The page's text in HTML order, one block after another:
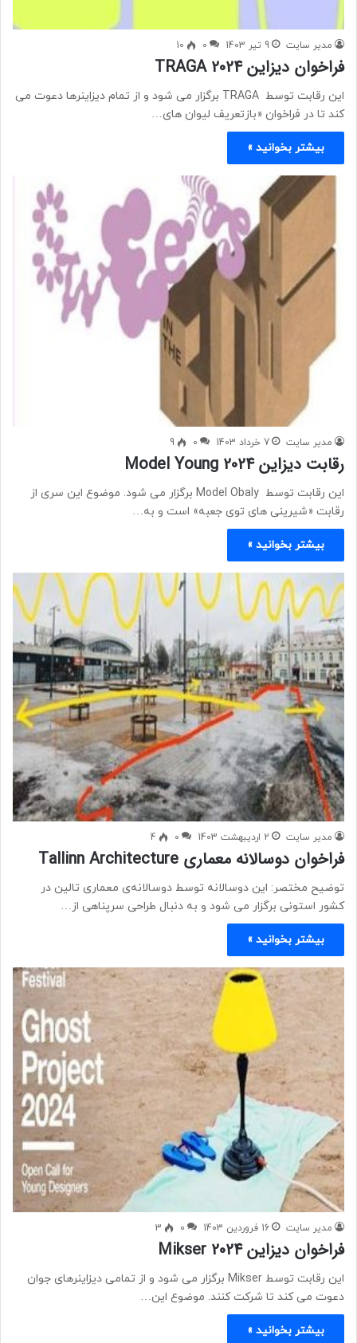
مدیر سایت 9 تیر 1403 0
10
فراخوان دیزاین TRAGA 2024
این رقابت توسط TRAGA برگزار می شود و از تمام دیزاینرها دعوت می
کند تا در فراخوان «بازتعریف لیوان های…
بیشتر بخوانید »
مدیر سایت 7 خرداد 1403 0
9
رقابت دیزاین Model Young 2024
این رقابت توسط Model Obaly برگزار می شود. موضوع این سری از
رقابت «شیرینی های توی جعبه» است و به…
بیشتر بخوانید »
مدیر سایت 2 اردیبهشت 1403 0
4
فراخوان دوسالانه معماری Tallinn Architecture
توضیح مختصر: این دوسالانه توسط دوسالانه‌ی معماری تالین در
کشور استونی برگزار می شود و به دنبال طراحی سرپناهی از…
بیشتر بخوانید »
مدیر سایت 16 فروردین 1403 0
3
فراخوان دیزاین Mikser 2024
این رقابت توسط Mikser برگزار می شود و از تمامی دیزاینرهای جوان
دعوت می کند تا شرکت کنند. موضوع این…
بیشتر بخوانید »